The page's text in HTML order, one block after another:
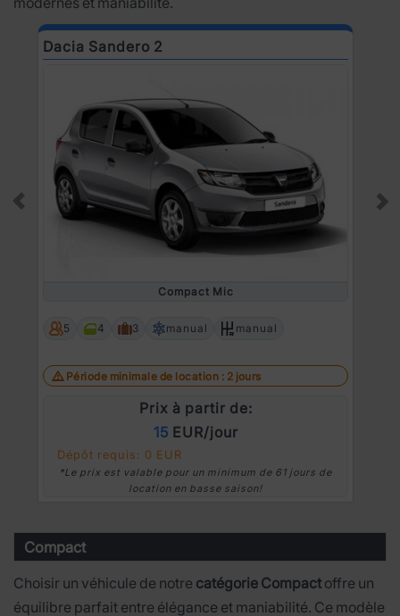
Dacia Sandero 2
Compact Mic
5 4 3 manual manual
Période minimale de location : 2 jours
Prix à partir de:
15 EUR/jour
Dépôt requis: 0 EUR
*Le prix est valable pour un minimum de 61 jours de
location en basse saison!
Compact
Choisir un véhicule de notre catégorie Compact offre un
équilibre parfait entre élégance et maniabilité. Ce modèle